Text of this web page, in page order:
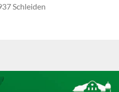
Schleiden